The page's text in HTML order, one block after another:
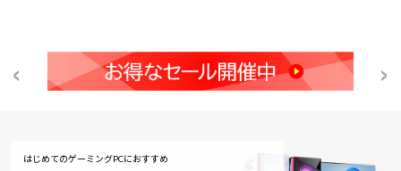
はじめてのゲーミングPCにおすすめ